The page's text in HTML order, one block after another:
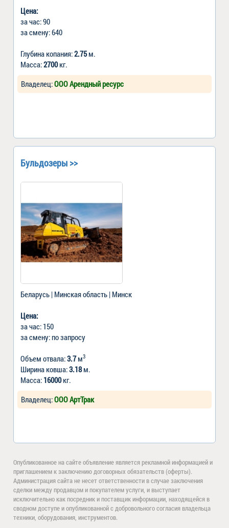
Цена:
за час: 90
за смену: 640
Глубина копания:2.75м.
Масса:2700кг.
Владелец:ООО Арендный ресурс
Бульдозеры >>
Беларусь | Минская область | Минск
Цена:
за час: 150
за смену: по запросу
Объем отвала:3.7м3
Ширина ковша:3.18м.
Масса: 16000кг.
Владелец:ООО АртТрак
Опубликованное на сайте объявление является рекламной информацией и
приглашением к заключению договорных обязательств (оферты).
Администрация сайта не несет ответственности в случае заключения
сделки между продавцом и покупателем услуги, и выступает
исключительно как посредник и поставщик информации, находящейся в
сводном доступе и опубликованной с добровольного согласия владельца
техники, оборудования, инструментов.